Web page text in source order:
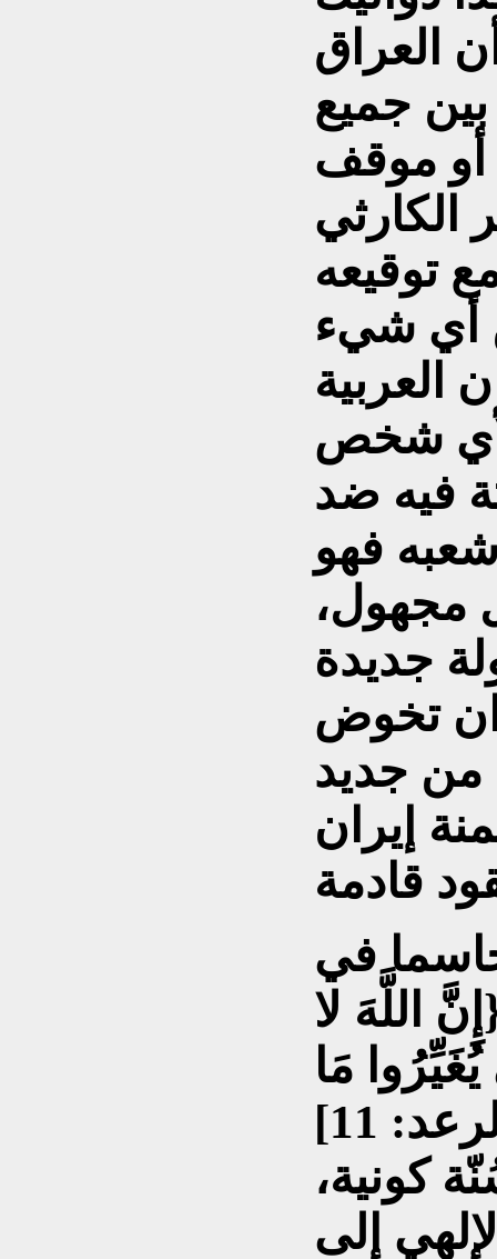
العراق
جميع
أو موقف
توقيعه
أي شيء
العربية
شخص
فيه ضد
فهو
مجهول،
جديدة
تخوض
من جديد
إيران
في
اللَّهَ لا
مَا
كونية،
إلى